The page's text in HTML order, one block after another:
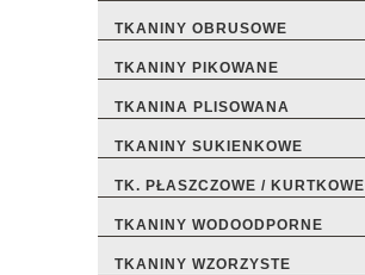
TKANINY OBRUSOWE
TKANINY PIKOWANE
TKANINA PLISOWANA
TKANINY SUKIENKOWE
TK. PŁASZCZOWE / KURTKOWE
TKANINY WODOODPORNE
TKANINY WZORZYSTE